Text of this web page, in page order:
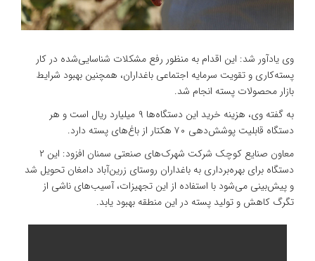
وی یادآور شد: این اقدام به منظور رفع مشکلات شناسایی‌شده در کار
پسته‌کاری و تقویت سرمایه اجتماعی باغداران، همچنین بهبود شرایط
بازار محصولات پسته انجام شد.
به گفته وی، هزینه خرید این دستگاه‌ها ۹ میلیارد ریال است و هر
دستگاه قابلیت پوشش‌دهی ۷۰ هکتار از باغ‌های پسته دارد.
معاون صنایع کوچک شرکت شهرک‌های صنعتی سمنان افزود: این ۲
دستگاه برای بهره‌برداری به باغداران روستای زرین‌آباد دامغان تحویل شد
و پیش‌بینی می‌شود با استفاده از این تجهیزات، آسیب‌های ناشی از
تگرگ کاهش و تولید پسته در این منطقه بهبود یابد.